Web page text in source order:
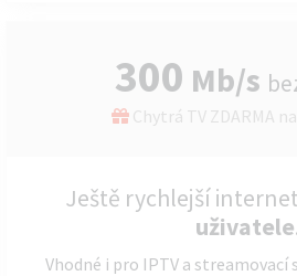
300 Mb/s
Chytrá TV ZDARMA
Ještě rychlejší
uživatele
Vhodné i pro IPTV a